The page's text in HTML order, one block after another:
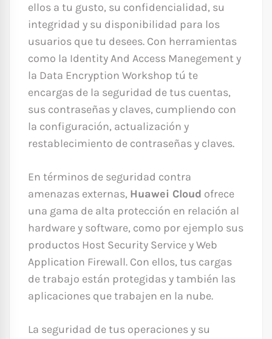
ellos a tu gusto, su confidencialidad, su
integridad y su disponibilidad para los
usuarios que tu desees. Con herramientas
como la Identity And Access Manegement y
la Data Encryption Workshop tú te
encargas de la seguridad de tus cuentas,
sus contraseñas y claves, cumpliendo con
la configuración, actualización y
restablecimiento de contraseñas y claves.
En términos de seguridad contra
amenazas externas, Huawei Cloud ofrece
una gama de alta protección en relación al
hardware y software, como por ejemplo sus
productos Host Security Service y Web
Application Firewall. Con ellos, tus cargas
de trabajo están protegidas y también las
aplicaciones que trabajen en la nube.
La seguridad de tus operaciones y su